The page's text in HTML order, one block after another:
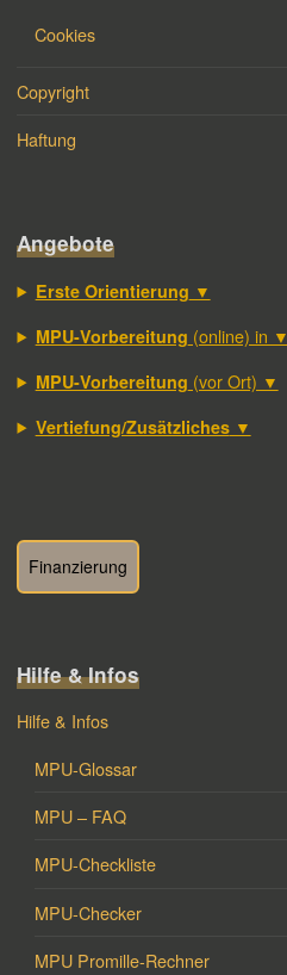
Cookies
Copyright
Haftung
Angebote
Erste Orientierung ▼
MPU-Vorbereitung (online) in ▼
MPU-Vorbereitung (vor Ort) ▼
Vertiefung/Zusätzliches▼
Finanzierung
Hilfe & Infos
Hilfe & Infos
MPU-Glossar
MPU – FAQ
MPU-Checkliste
MPU-Checker
MPU Promille-Rechner